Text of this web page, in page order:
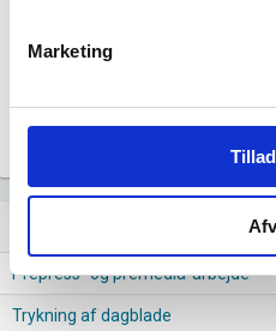
Marketing
0
5
Prepress- og premedia-arbejde
Trykning af dagblade